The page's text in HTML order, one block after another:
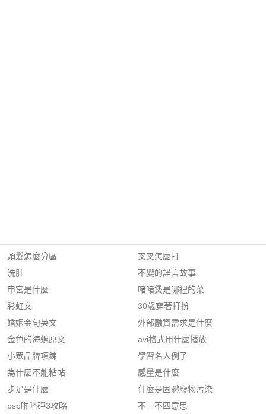
頭髮怎麼分區
洗肚
申宮是什麼
彩虹文
婚姻金句英文
金色的海螺原文
小眾品牌項鍊
為什麼不能粘帖
步足是什麼
psp啪嗒砰3攻略
叉叉怎麼打
不變的諾言故事
啫啫煲是哪裡的菜
30歲穿著打扮
外部融資需求是什麼
avi格式用什麼播放
學習名人例子
感量是什麼
什麼是固體廢物污染
不三不四意思